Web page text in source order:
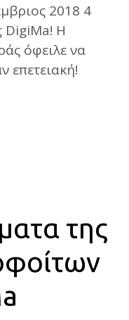
2018 4
DigiMa! Η
όφειλε να
επετειακή!
της